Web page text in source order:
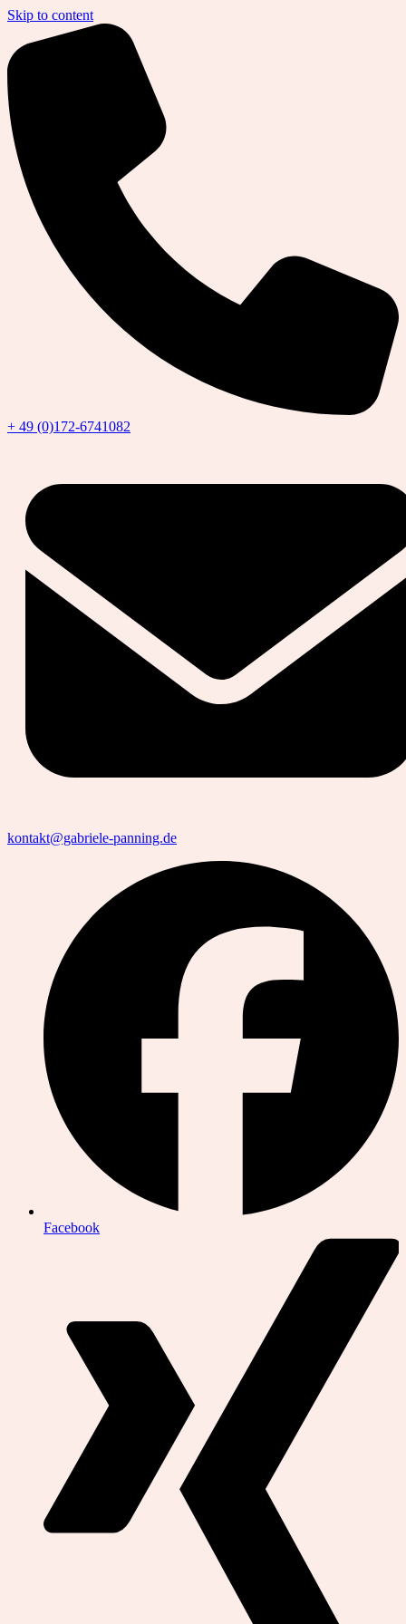
Skip to content
+ 49 (0)172-6741082
kontakt@gabriele-panning.de
Facebook